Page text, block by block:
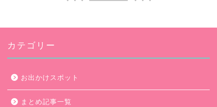
カテゴリー
お出かけスポット
まとめ記事一覧